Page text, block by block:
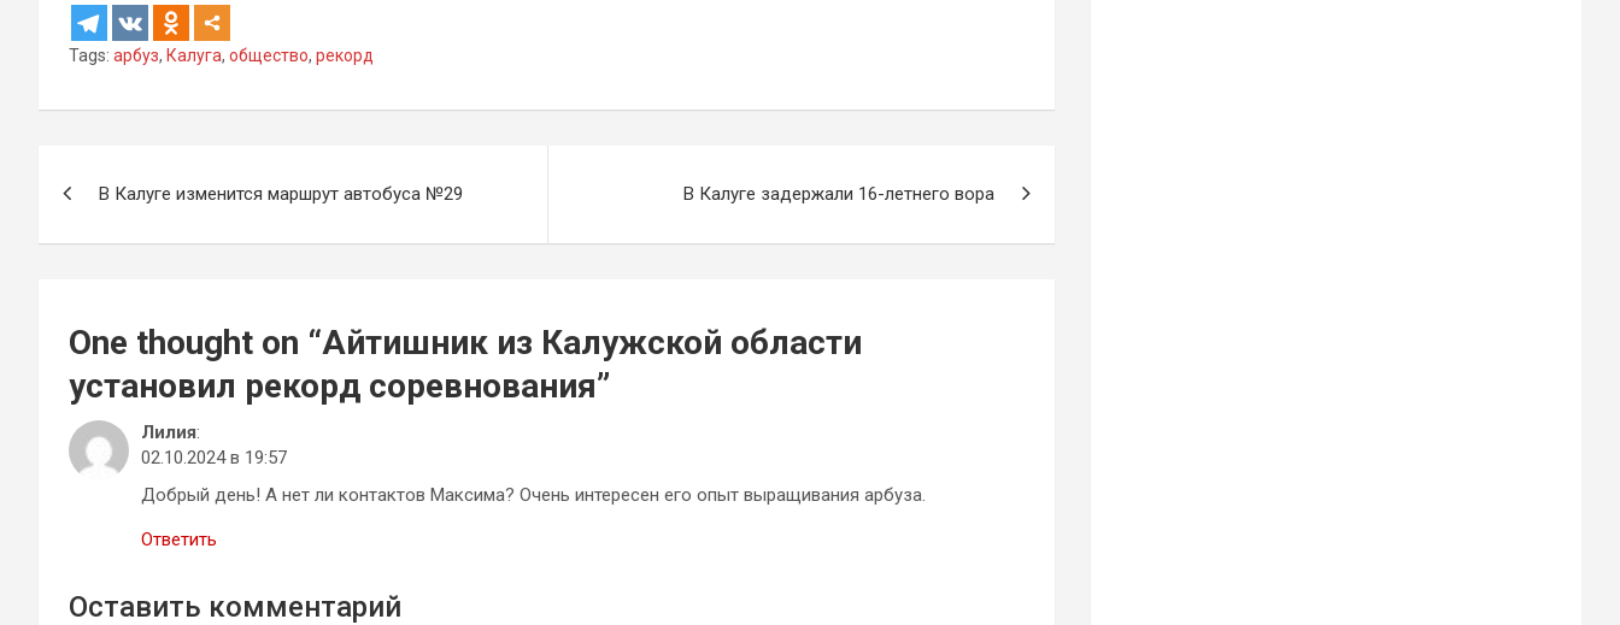
Tags: арбуз, Калуга, общество, рекорд
В Калуге изменится маршрут автобуса №29 В Калуге задержали 16-летнего вора
One thought on “Айтишник из Калужской области
установил рекорд соревнования”
Лилия:
02.10.2024 в 19:57
Добрый день! А нет ли контактов Максима? Очень интересен его опыт выращивания арбуза.
Ответить
Оставить комментарий